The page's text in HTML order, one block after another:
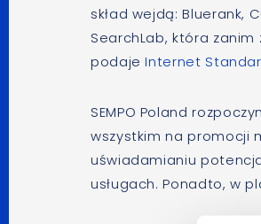
skład wejdą: Bluerank,
SearchLab, która
podajeInternet
SEMPO Poland
wszystkim na promocji
uświadamianiu
usługach. Ponadto, w